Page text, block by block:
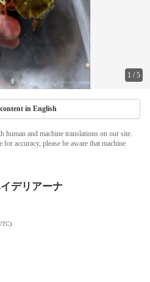
1 /5
in English
and machine translations on our site.
accuracy, please be aware that machine
デリアーナ
)